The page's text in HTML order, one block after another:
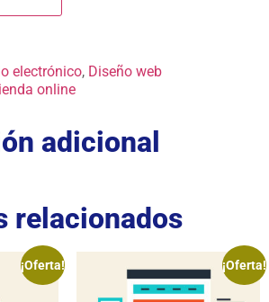
electrónico, Diseño web
online
adicional
relacionados
¡Oferta! ¡Oferta!